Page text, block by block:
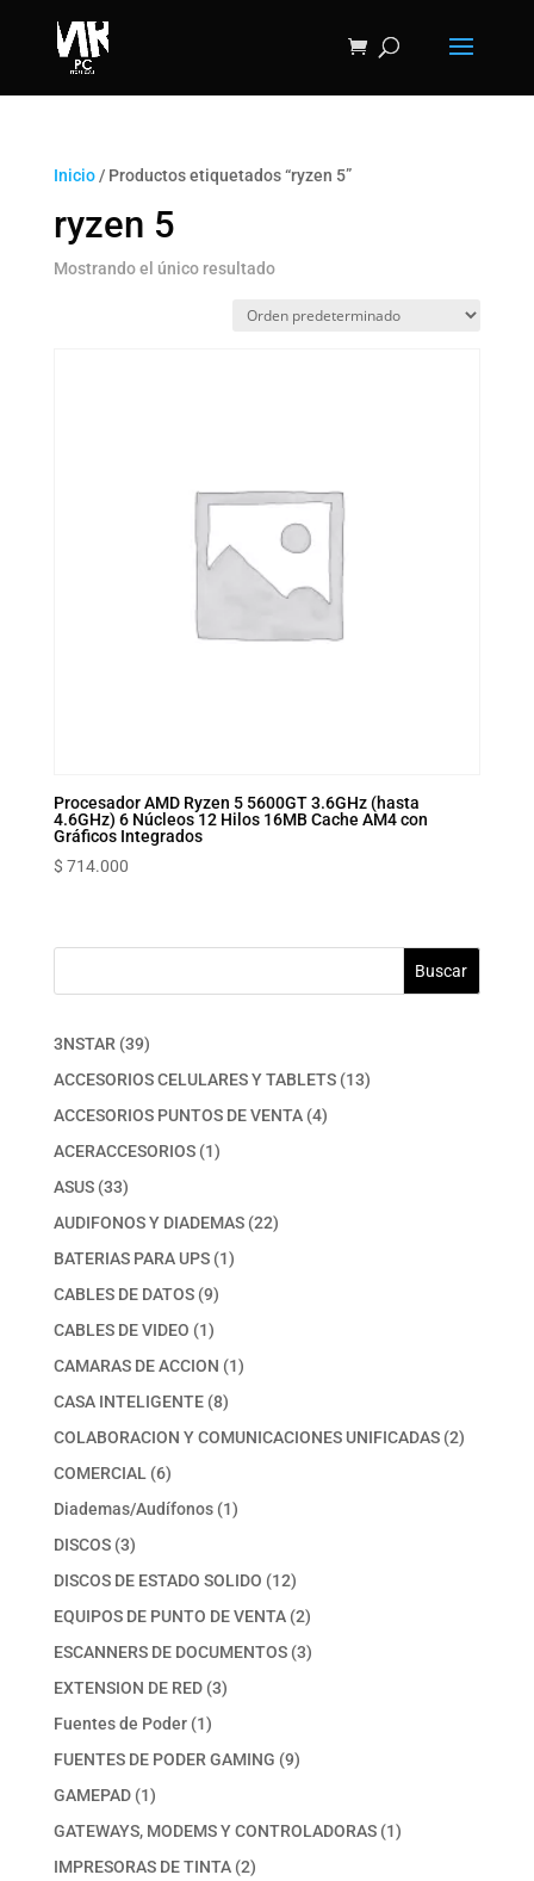
Inicio/ Productos etiquetados “ryzen 5”
ryzen 5
Mostrando el único resultado
Procesador AMD Ryzen 5 5600GT 3.6GHz (hasta
4.6GHz) 6 Núcleos 12 Hilos 16MB Cache AM4 con
Gráficos Integrados
$ 714.000
Buscar
3NSTAR 3939
productos
ACCESORIOS CELULARES Y TABLETS 1313
ACCESORIOS PUNTOS DE VENTA 44
ACERACCESORIOS 11
ASUS 3333
productos
AUDIFONOS Y DIADEMAS 2222
BATERIAS PARA UPS 11
CABLES DE DATOS 99
productos
CABLES DE VIDEO 11
producto
CAMARAS DE ACCION 11
CASA INTELIGENTE 88
productos
COLABORACION Y COMUNICACIONES UNIFICADAS 22
COMERCIAL 66
productos
Diademas/Audífonos 11
DISCOS 33
productos
DISCOS DE ESTADO SOLIDO 1212
productos
EQUIPOS DE PUNTO DE VENTA 22
productos
ESCANNERS DE DOCUMENTOS 33
EXTENSION DE RED 33
Fuentes de Poder 11
producto
FUENTES DE PODER GAMING 99
GAMEPAD 11
producto
GATEWAYS, MODEMS Y CONTROLADORAS 11
IMPRESORAS DE TINTA 22